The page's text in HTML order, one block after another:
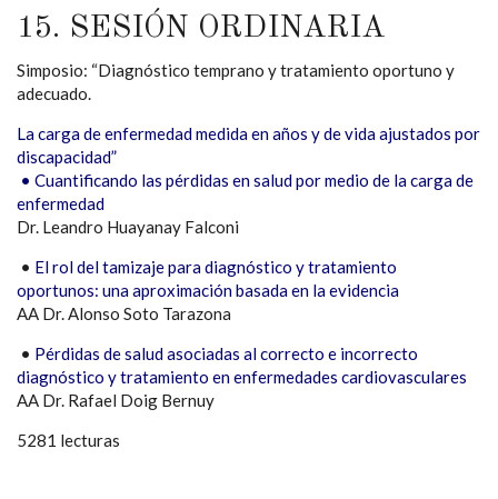
15. SESIÓN ORDINARIA
Simposio: “Diagnóstico temprano y tratamiento oportuno y
adecuado.
La carga de enfermedad medida en años y de vida ajustados por
discapacidad”
• Cuantificando las pérdidas en salud por medio de la carga de
enfermedad
Dr. Leandro Huayanay Falconi
• El rol del tamizaje para diagnóstico y tratamiento
oportunos: una aproximación basada en la evidencia
AA Dr. Alonso Soto Tarazona
• Pérdidas de salud asociadas al correcto e incorrecto
diagnóstico y tratamiento en enfermedades cardiovasculares
AA Dr. Rafael Doig Bernuy
5281 lecturas